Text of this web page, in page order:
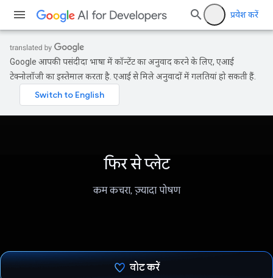
प्रवेश करें
Google आपकी पसंदीदा भाषा में कॉन्टेंट का अनुवाद करने के लिए, एआई
टेक्नोलॉजी का इस्तेमाल करता है. एआई से मिले अनुवादों में गलतियां हो सकती हैं.
फिर से प्लेट
कम कचरा, ज़्यादा पोषण
वोट करें